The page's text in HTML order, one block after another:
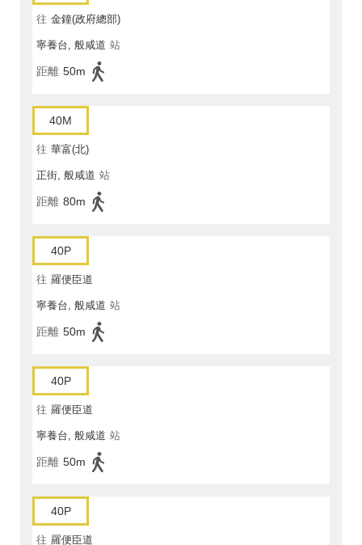
往 金鐘(政府總部)
寧養台, 般咸道 站
距離 50m
40M
往 華富(北)
正街, 般咸道 站
距離 80m
40P
往 羅便臣道
寧養台, 般咸道 站
距離 50m
40P
往 羅便臣道
寧養台, 般咸道 站
距離 50m
40P
往 羅便臣道